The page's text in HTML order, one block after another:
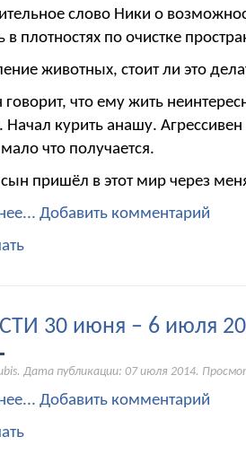
слово Ники о
в плотностях по очистке
животных, стоит ли это
что ему жить
Начал курить анашу.
что получается.
пришёл в этот мир через
Добавить комментарий
30 июня – 6 июля
Дата публикации: 07 июля 2014.
Добавить комментарий